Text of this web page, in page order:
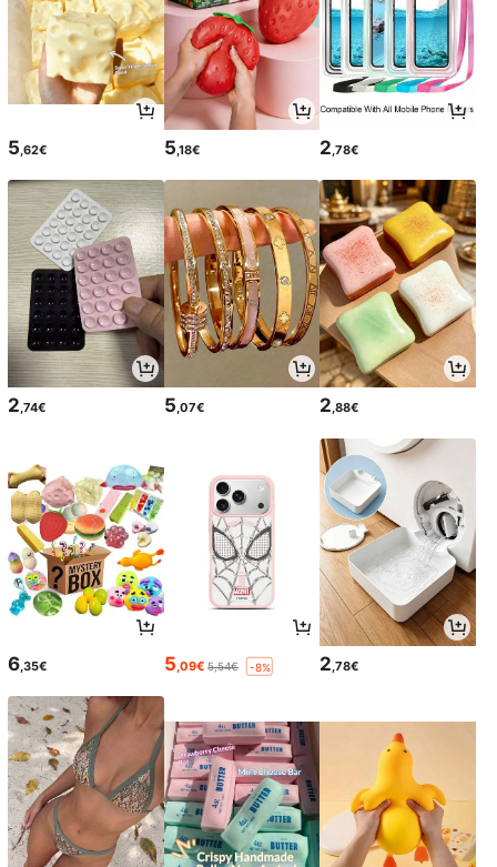
5,62€ 5,18€ 2,78€
2,74€ 5,07€ 2,88€
6 ,35€ 5 ,09€ 5,54€ -8% 2 ,78€